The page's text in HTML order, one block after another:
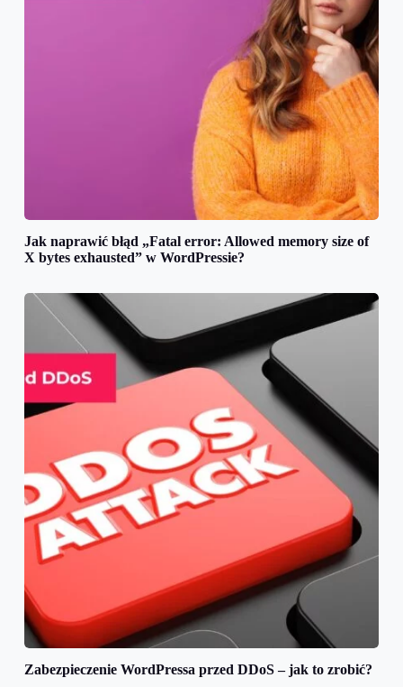
Jak naprawić błąd „Fatal error: Allowed memory size of
X bytes exhausted” w WordPressie?
Zabezpieczenie WordPressa przed DDoS – jak to zrobić?